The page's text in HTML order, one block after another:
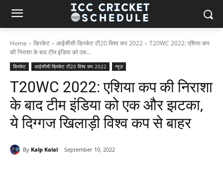
Home क्रिकेट आईसीसी क्रिकेट टी20 विश्व कप 2022
T20WC 2022: एशिया कप
की निराशा के बाद टीम इंडिया को एक...
क्रिकेट आईसीसी क्रिकेट टी20 विश्व कप 2022 न्यूज़
T20WC 2022: एशिया कप की निराशा
के बाद टीम इंडिया को एक और झटका,
ये दिग्गज खिलाड़ी विश्व कप से बाहर
By Kalp Kalal September 10, 2022